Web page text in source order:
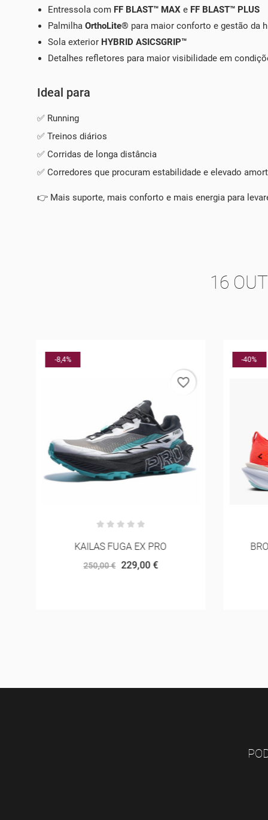
Entressola com FF BLAST™ MAX e FF BLAST™ PLUS
Palmilha OrthoLite® para maior conforto e gestão da
Sola exterior HYBRID ASICSGRIP™
Detalhes refletores para maior visibilidade em
Ideal para
✅ Running
✅ Treinos diários
✅ Corridas de longa distância
✅ Corredores que procuram estabilidade e elevado
👉 Mais suporte, mais conforto e mais energia para
16
-8,4%
KAILAS FUGA EX PRO
250,00 € 229,00 €
favorite_border
-40%